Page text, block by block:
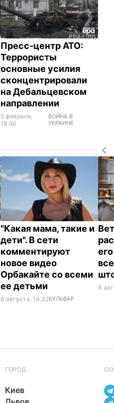
Пресс-центр АТО:
Террористы
основные усилия
сконцентрировали
на Дебальцевском
направлении
5 февраля,
18.50
ВОЙНА В
УКРАИНЕ
"Какая мама, такие и
дети". В сети
комментируют
новое видео
Орбакайте со всеми
ее детьми
6 августа, 14.32БУЛЬВАР
6
ГОРОД
Киев